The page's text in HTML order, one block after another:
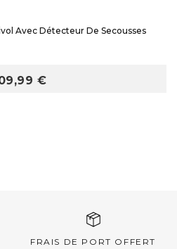
Avec Détecteur De Secousses
€
FRAIS DE PORT OFFERT